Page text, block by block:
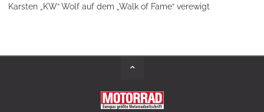
Karsten „KW“ Wolf auf dem „Walk of Fame“ verewigt
Back